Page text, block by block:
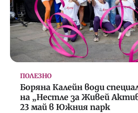
ПОЛЕЗНО
Боряна Калейн води
на „Нестле за Живей
23 май в Южния парк